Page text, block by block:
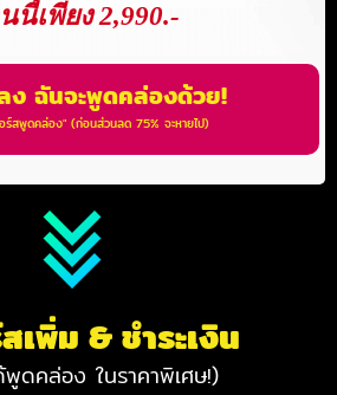
นี้เพียง 2,990.-
ง ฉันจะพูดคล่องด้วย!
ร์สพูดคล่อง" (ก่อนส่วนลด 75% จะหายไป)
เพิ่ม & ชำระเงิน
ดคล่อง ในราคาพิเศษ!)